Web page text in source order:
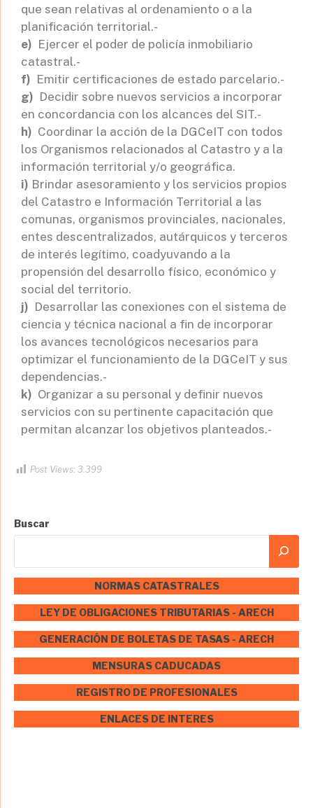
que sean relativas al ordenamiento o a la
planificación territorial.-
e) Ejercer el poder de policía inmobiliario
catastral.-
f) Emitir certificaciones de estado parcelario.-
g) Decidir sobre nuevos servicios a incorporar
en concordancia con los alcances del SIT.-
h) Coordinar la acción de la DGCeIT con todos
los Organismos relacionados al Catastro y a la
información territorial y/o geográfica.
i) Brindar asesoramiento y los servicios propios
del Catastro e Información Territorial a las
comunas, organismos provinciales, nacionales,
entes descentralizados, autárquicos y terceros
de interés legítimo, coadyuvando a la
propensión del desarrollo físico, económico y
social del territorio.
j) Desarrollar las conexiones con el sistema de
ciencia y técnica nacional a fin de incorporar
los avances tecnológicos necesarios para
optimizar el funcionamiento de la DGCeIT y sus
dependencias.-
k) Organizar a su personal y definir nuevos
servicios con su pertinente capacitación que
permitan alcanzar los objetivos planteados.-
Post Views: 3.399
Buscar
NORMAS CATASTRALES
LEY DE OBLIGACIONES TRIBUTARIAS - ARECH
GENERACIÓN DE BOLETAS DE TASAS - ARECH
MENSURAS CADUCADAS
REGISTRO DE PROFESIONALES
ENLACES DE INTERES